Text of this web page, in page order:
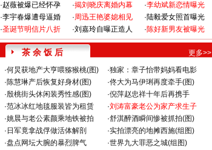
·赵薇被爆已经怀孕
·李宇春爆遭母逼婚
·圣诞节明信片八折
·揭刘晓庆离婚内幕
·周迅王艳婆媳相见
·刘嘉玲自曝正造人
·李幼斌新恋情曝光
·陆毅爱女照首曝光
·陈好新男友被曝光
茶 余 饭 后
更多>>
·何炅获地产大亨喂猕猴桃(图) ·独家：章子怡带妈妈看电影
·陈慧琳产后恢复好身材(图) ·佟大为马伊琍再度牵手(图)
·殷桃街头休闲装秀性感(图) ·倪萍赵忠祥十年后再携手
·范冰冰红地毯服装皆为租赁 ·刘涛富豪老公为家产求生子
·姚晨与老公素颜乘地铁被拍 ·舒淇醉酒瞬间惨被抓拍(图)
· 日军竟拿战俘做活体解剖 ·实拍漂亮的地摊西施(组图)
·盘点网坛大腕的暴烈脾气 ·世界九大罪恶之城(组图)